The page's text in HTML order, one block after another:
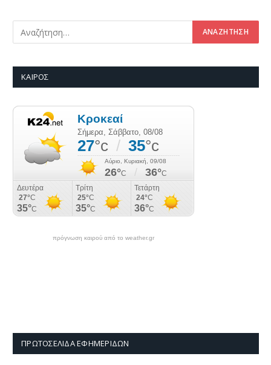
ΚΑΙΡΌΣ
πρόγνωση καιρού από το weather.gr
ΠΡΩΤΟΣΈΛΙΔΑ ΕΦΗΜΕΡΊΔΩΝ